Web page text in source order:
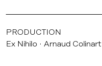
PRODUCTION
Ex Nihilo
Arnaud Colinart